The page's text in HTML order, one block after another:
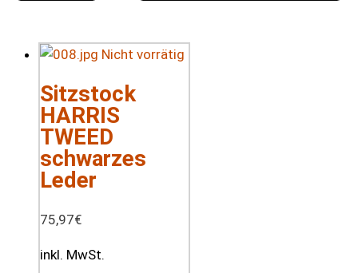
Nicht vorrätig
Sitzstock
HARRIS
TWEED
schwarzes
Leder
75,97€
inkl. MwSt.